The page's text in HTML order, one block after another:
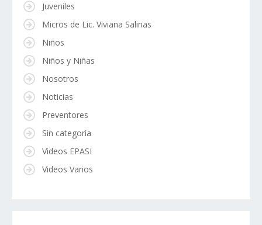
Juveniles
Micros de Lic. Viviana Salinas
Niños
Niños y Niñas
Nosotros
Noticias
Preventores
Sin categoría
Videos EPASI
Videos Varios